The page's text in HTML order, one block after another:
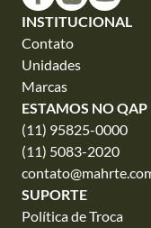
INSTITUCIONAL
Contato
Unidades
Marcas
ESTAMOS NO QAP
(11) 95825-0000
(11) 5083-2020
SUPORTE
Política de Troca